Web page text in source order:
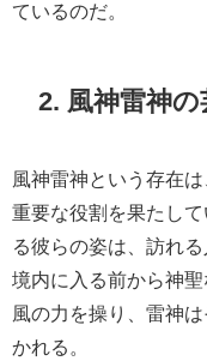
ているのだ。
2. 風神雷神
風神雷神という存在
重要な役割を果たし
る彼らの姿は、訪れ
境内に入る前から神
風の力を操り、雷神
かれる。